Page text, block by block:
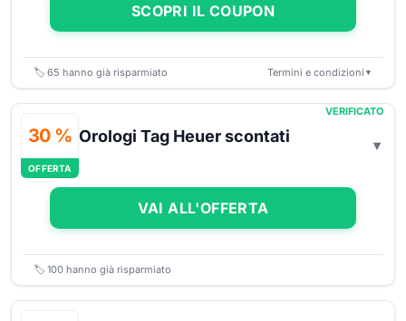
SCOPRI IL COUPON
🏷️ 65 hanno già risparmiato Termini e condizioni ▼
30 %
OFFERTA
VERIFICATO
Orologi Tag Heuer scontati
VAI ALL'OFFERTA
🏷️ 100 hanno già risparmiato